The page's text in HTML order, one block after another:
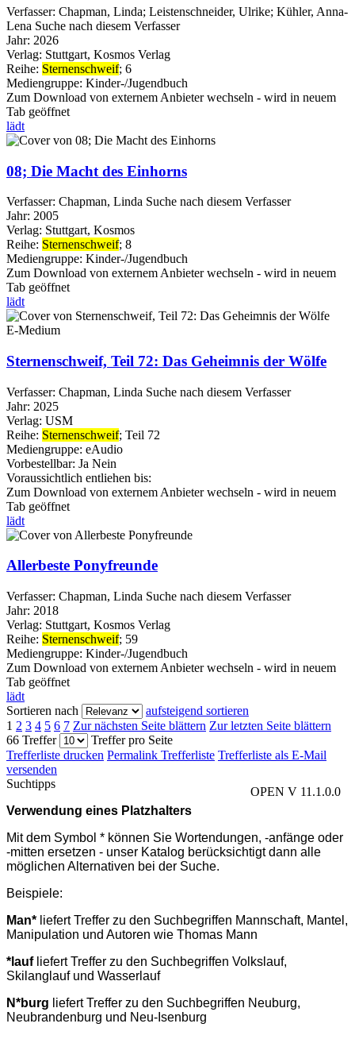
Verfasser: Chapman, Linda; Leistenschneider, Ulrike; Kühler, Anna-
Lena Suche nach diesem Verfasser
Jahr: 2026
Verlag: Stuttgart, Kosmos Verlag
Reihe: Sternenschweif; 6
Mediengruppe: Kinder-/Jugendbuch
Zum Download von externem Anbieter wechseln - wird in neuem
Tab geöffnet
lädt
08; Die Macht des Einhorns
Verfasser: Chapman, Linda Suche nach diesem Verfasser
Jahr: 2005
Verlag: Stuttgart, Kosmos
Reihe: Sternenschweif; 8
Mediengruppe: Kinder-/Jugendbuch
Zum Download von externem Anbieter wechseln - wird in neuem
Tab geöffnet
lädt
E-Medium
Sternenschweif, Teil 72: Das Geheimnis der Wölfe
Verfasser: Chapman, Linda Suche nach diesem Verfasser
Jahr: 2025
Verlag: USM
Reihe: Sternenschweif; Teil 72
Mediengruppe: eAudio
Vorbestellbar: Ja Nein
Voraussichtlich entliehen bis:
Zum Download von externem Anbieter wechseln - wird in neuem
Tab geöffnet
lädt
Allerbeste Ponyfreunde
Verfasser: Chapman, Linda Suche nach diesem Verfasser
Jahr: 2018
Verlag: Stuttgart, Kosmos Verlag
Reihe: Sternenschweif; 59
Mediengruppe: Kinder-/Jugendbuch
Zum Download von externem Anbieter wechseln - wird in neuem
Tab geöffnet
lädt
Sortieren nach
aufsteigend sortieren
1 2 3 4 5 6 7 Zur nächsten Seite blättern Zur letzten Seite blättern
66 Treffer
Treffer pro Seite
Trefferliste drucken Permalink Trefferliste Trefferliste als E-Mail
versenden
OPEN V 11.1.0.0
Suchtipps
Verwendung eines Platzhalters
Mit dem Symbol * können Sie Wortendungen, -anfänge oder
-mitten ersetzen - unser Katalog berücksichtigt dann alle
möglichen Alternativen bei der Suche.
Beispiele:
Man* liefert Treffer zu den Suchbegriffen Mannschaft, Mantel,
Manipulation und Autoren wie Thomas Mann
*lauf liefert Treffer zu den Suchbegriffen Volkslauf,
Skilanglauf und Wasserlauf
N*burg liefert Treffer zu den Suchbegriffen Neuburg,
Neubrandenburg und Neu-Isenburg